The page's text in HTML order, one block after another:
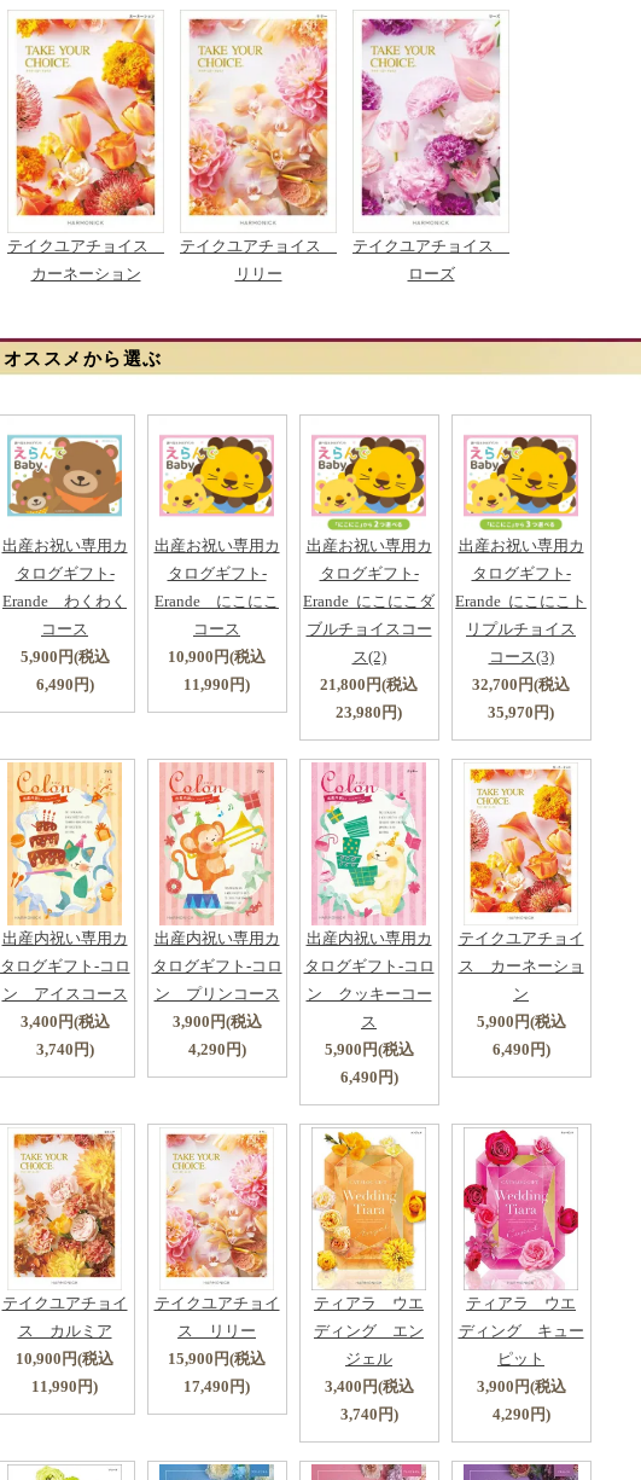
テイクユアチョイス
カーネーション
テイクユアチョイス
リリー
テイクユアチョイス
ローズ
オススメから選ぶ
出産お祝い専用カ
タログギフト-
Erande わくわく
コース
5,900円(税込
6,490円)
出産お祝い専用カ
タログギフト-
Erande にこにこ
コース
10,900円(税込
11,990円)
出産お祝い専用カ
タログギフト-
Erande にこにこダ
ブルチョイスコー
ス(2)
21,800円(税込
23,980円)
出産お祝い専用カ
タログギフト-
Erande にこにこト
リプルチョイス
コース(3)
32,700円(税込
35,970円)
出産内祝い専用カ
タログギフト-コロ
ン アイスコース
3,400円(税込
3,740円)
出産内祝い専用カ
タログギフト-コロ
ン プリンコース
3,900円(税込
4,290円)
出産内祝い専用カ
タログギフト-コロ
ン クッキーコー
ス
5,900円(税込
6,490円)
テイクユアチョイ
ス カーネーショ
ン
5,900円(税込
6,490円)
テイクユアチョイ
ス カルミア
10,900円(税込
11,990円)
テイクユアチョイ
ス リリー
15,900円(税込
17,490円)
ティアラ ウエ
ディング エン
ジェル
3,400円(税込
3,740円)
ティアラ ウエ
ディング キュー
ピット
3,900円(税込
4,290円)